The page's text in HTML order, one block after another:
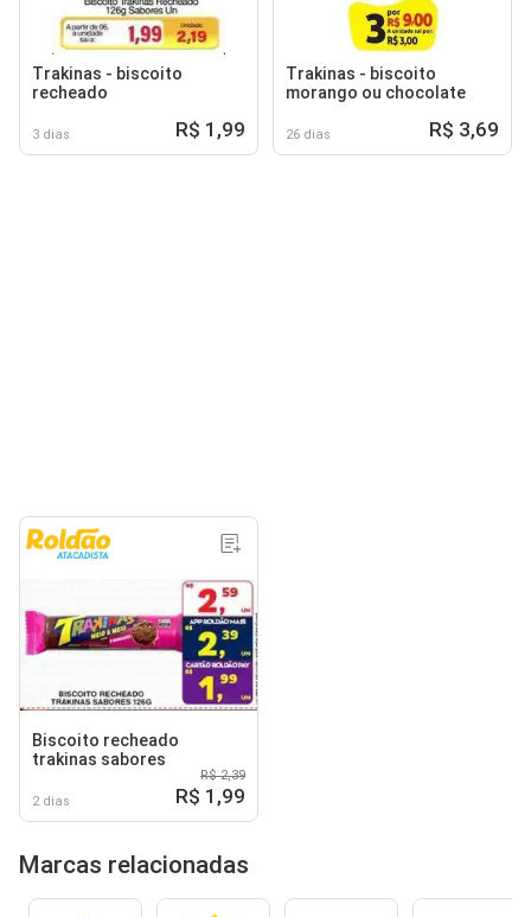
Trakinas - biscoito
recheado
3 dias R$ 1,99
Trakinas - biscoito
morango ou chocolate
26 dias R$ 3,69
Biscoito recheado
trakinas sabores
2 dias
R$ 2,39
R$ 1,99
Marcas relacionadas